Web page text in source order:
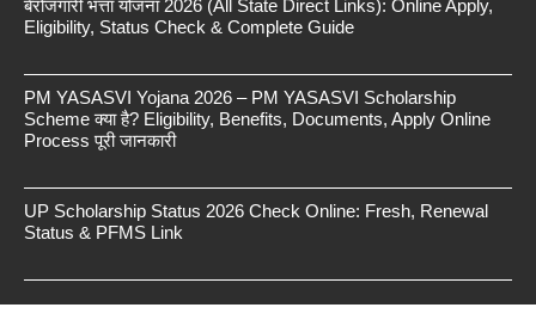
बेरोजगारी भत्ता योजना 2026 (All State Direct Links): Online Apply,
Eligibility, Status Check & Complete Guide
PM YASASVI Yojana 2026 – PM YASASVI Scholarship
Scheme क्या है? Eligibility, Benefits, Documents, Apply Online
Process पूरी जानकारी
UP Scholarship Status 2026 Check Online: Fresh, Renewal
Status & PFMS Link